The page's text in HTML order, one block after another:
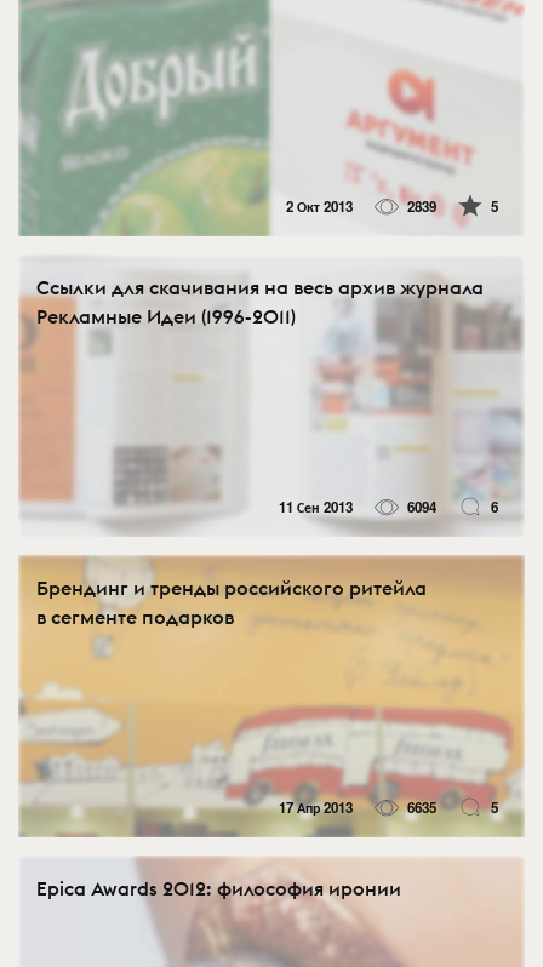
2 Окт 2013 2839 5
Cсылки для скачивания на весь архив журнала
Рекламные Идеи (1996-2011)
11 Сен 2013 6094 6
Брендинг и тренды российского ритейла
в сегменте подарков
17 Апр 2013 6635 5
Epica Awards 2012: философия иронии